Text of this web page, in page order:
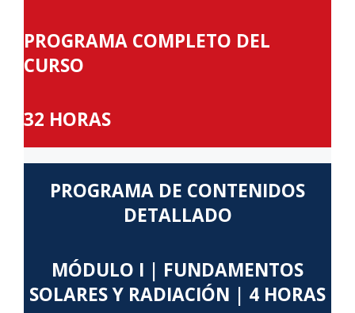
PROGRAMA COMPLETO DEL
CURSO
32 HORAS
PROGRAMA DE CONTENIDOS
DETALLADO
MÓDULO I | FUNDAMENTOS
SOLARES Y RADIACIÓN | 4 HORAS